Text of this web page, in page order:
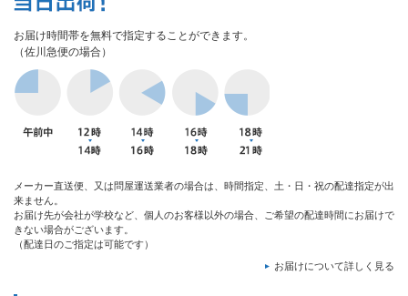
お届け時間帯を無料で指定することができます。
（佐川急便の場合）
メーカー直送便、又は問屋運送業者の場合は、時間指定、土・日・祝の配達指定が出
来ません。
お届け先が会社が学校など、個人のお客様以外の場合、ご希望の配達時間にお届けで
きない場合がございます。
（配達日のご指定は可能です）
お届けについて詳しく見る